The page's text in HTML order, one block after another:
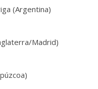
(Argentina)
Madrid)